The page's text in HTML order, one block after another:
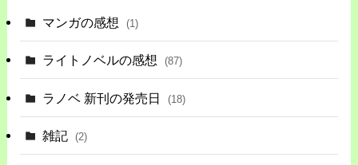
マンガの感想 (1)
ライトノベルの感想 (87)
ラノベ 新刊の発売日 (18)
雑記 (2)